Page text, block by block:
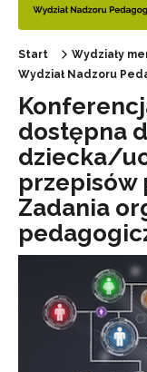
Start
Wydziały
Wydział Nadzoru
dostępna
dziecka/
przepisów
Zadania